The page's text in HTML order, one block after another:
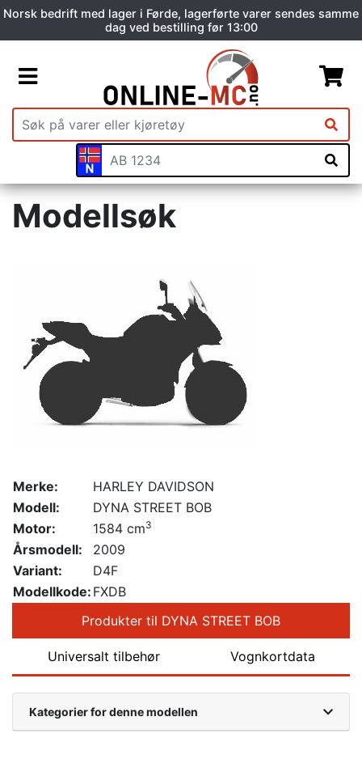
Norsk bedrift med lager i Førde, lagerførte varer sendes samme
dag ved bestilling før 13:00
Modellsøk
Merke:
HARLEY DAVIDSON
Modell:
DYNA STREET BOB
Motor:
1584 cm3
Årsmodell:
2009
Variant:
D4F
Modellkode: FXDB
Produkter til DYNA STREET BOB
Universalt tilbehør Vognkortdata
Kategorier for denne modellen